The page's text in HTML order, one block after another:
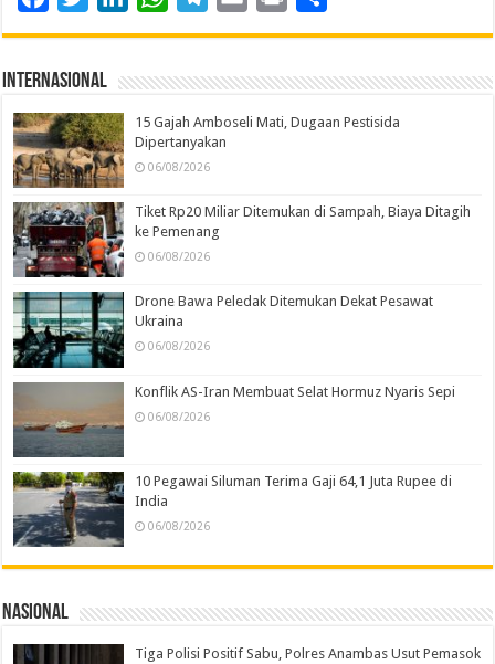
Internasional
15 Gajah Amboseli Mati, Dugaan Pestisida
Dipertanyakan
06/08/2026
Tiket Rp20 Miliar Ditemukan di Sampah, Biaya Ditagih
ke Pemenang
06/08/2026
Drone Bawa Peledak Ditemukan Dekat Pesawat
Ukraina
06/08/2026
Konflik AS-Iran Membuat Selat Hormuz Nyaris Sepi
06/08/2026
10 Pegawai Siluman Terima Gaji 64,1 Juta Rupee di
India
06/08/2026
Nasional
Tiga Polisi Positif Sabu, Polres Anambas Usut Pemasok